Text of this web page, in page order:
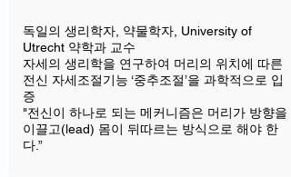
독일의 생리학자, 약물학자, University of
Utrecht 약학과 교수
자세의 생리학을 연구하여 머리의 위치에 따른
전신 자세조절기능 ‘중추조절’을 과학적으로 입
증
"전신이 하나로 되는 메커니즘은 머리가 방향을
이끌고(lead) 몸이 뒤따르는 방식으로 해야 한
다.” ​